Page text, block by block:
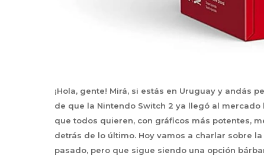
¡Hola, gente! Mirá, si estás en Uruguay y andás
de que la Nintendo Switch 2 ya llegó al
que todos quieren, con gráficos más potentes,
detrás de lo último. Hoy vamos a charlar sobre
pasado, pero que sigue siendo una opción